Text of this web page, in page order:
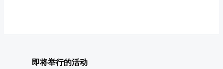
即将举行的活动